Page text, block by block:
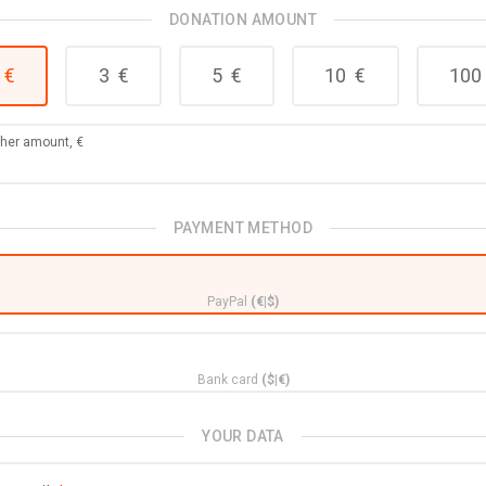
DONATION AMOUNT
€ 3 € 5 € 10 € 100
amount, €
PAYMENT METHOD
PayPal (€|$)
Bank card ($|€)
YOUR DATA